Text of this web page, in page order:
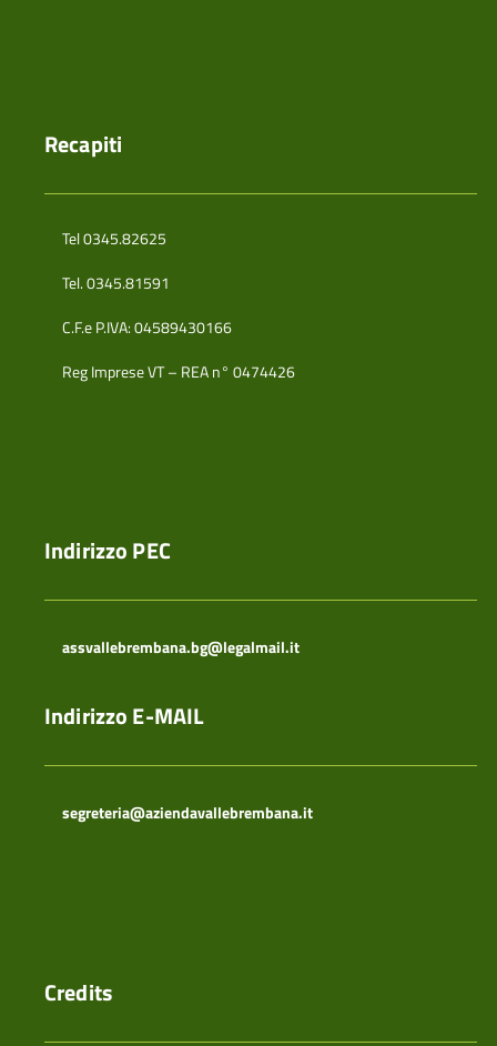
Recapiti
Tel 0345.82625
Tel. 0345.81591
C.F.e P.IVA: 04589430166
Reg Imprese VT – REA n° 0474426
Indirizzo PEC
assvallebrembana.bg@legalmail.it
Indirizzo E-MAIL
segreteria@aziendavallebrembana.it
Credits